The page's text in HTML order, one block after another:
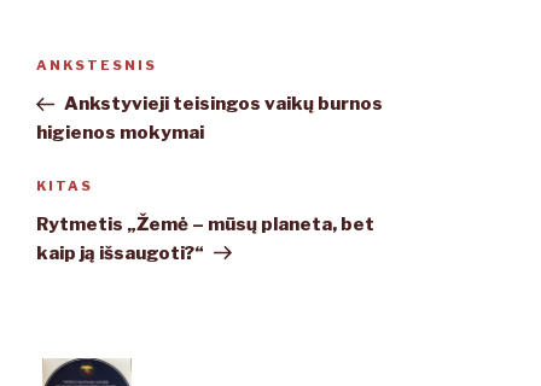
Navigacija
įrašų
Ankstesnis
įrašas
ANKSTESNIS
Ankstyvieji teisingos vaikų burnos
higienos mokymai
Kitas
įrašas
KITAS
Rytmetis „Žemė – mūsų planeta, bet
kaip ją išsaugoti?“